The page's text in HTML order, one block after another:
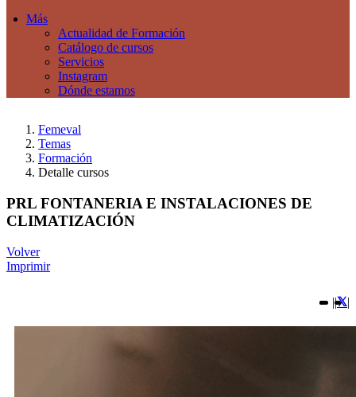
Más
Actualidad de Formación
Catálogo de cursos
Servicios
Instagram
Dónde estamos
Femeval
Temas
Formación
Detalle cursos
PRL FONTANERIA E INSTALACIONES DE
CLIMATIZACIÓN
Volver
Imprimir
|| |